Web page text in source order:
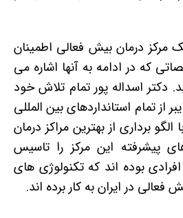
مرکز درمان بیش فعالی اطمینان
که در ادامه به آنها اشاره می
دکتر اسداله پور تمام تلاش خود
از تمام استانداردهای بین المللی
الگو برداری از بهترین مراکز درمان
پیشرفته این مرکز را تاسیس
بوده اند که تکنولوژی های
فعالی در ایران به کار برده اند.